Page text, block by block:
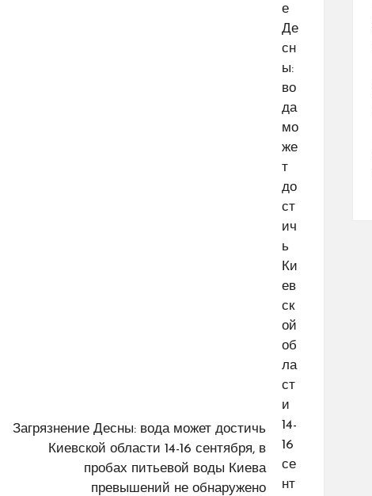
Загрязнение Десны: вода может достичь
Киевской области 14-16 сентября, в
пробах питьевой воды Киева
превышений не обнаружено